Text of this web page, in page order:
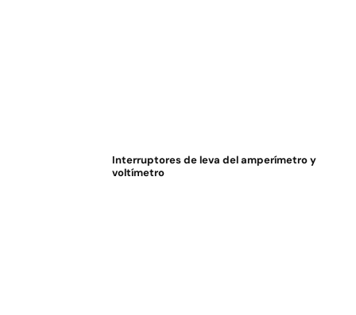
Interruptores de leva del amperímetro y
voltímetro